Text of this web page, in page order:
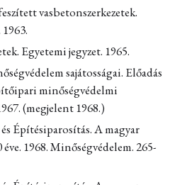
vasbetonszerkezetek.
Egyetemi jegyzet. 1965.
sajátosságai. Előadás
minőségvédelmi
(megjelent 1968.)
Építésiparosítás. A magyar
1968. Minőségvédelem. 265-